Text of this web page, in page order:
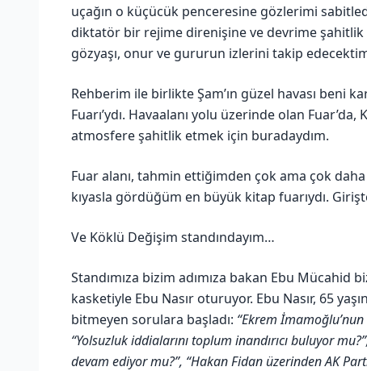
uçağın o küçücük penceresine gözlerimi
diktatör bir rejime direnişine ve devrime şahitlik
gözyaşı, onur ve gururun izlerini takip
Rehberim ile birlikte Şam’ın güzel havası beni
Fuarı’ydı. Havaalanı yolu üzerinde olan
atmosfere şahitlik etmek için buradaydım.
Fuar alanı, tahmin ettiğimden çok ama çok
kıyasla gördüğüm en büyük kitap fuarıydı.
Ve Köklü Değişim standındayım…
Standımıza bizim adımıza bakan Ebu Mücahid
kasketiyle Ebu Nasır oturuyor. Ebu Nasır, 65
bitmeyen sorulara başladı: “Ekrem
“Yolsuzluk iddialarını toplum inandırıcı buluyor
devam ediyor mu?”, “Hakan Fidan üzerinden AK